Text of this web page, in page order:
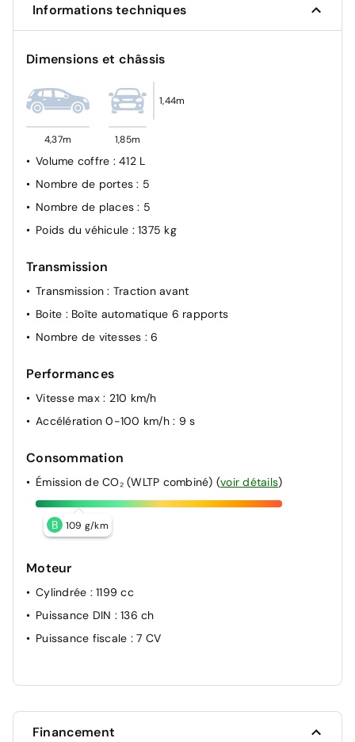
Verrouillage automatique des portes en roulant
Surveillance angle mort + Assist changement de voie
Alerte risque collision
Régulateur de vitesse adaptatif Stop&Go
Informations techniques
Dimensions et châssis
4,37m 1,85m
1,44m
Volume coffre : 412 L
Nombre de portes: 5
Nombre de places: 5
Poids du véhicule : 1375 kg
Transmission
Transmission: Traction avant
Boite : Boîte automatique 6 rapports
Nombre de vitesses : 6
Performances
Vitesse max : 210 km/h
Accélération 0-100 km/h : 9 s
Consommation
Émission de CO₂ (WLTP combiné) (voir détails)
B 109 g/km
Moteur
Cylindrée : 1199 cc
Puissance DIN : 136 ch
Puissance fiscale : 7 CV
Financement